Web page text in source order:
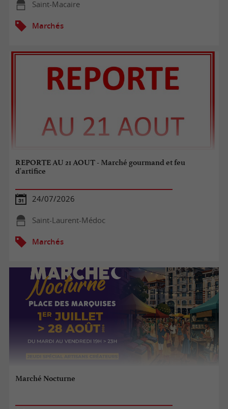
Saint-Macaire
Marchés
REPORTE AU 21 AOUT - Marché gourmand et feu
d'artifice
24/07/2026
Saint-Laurent-Médoc
Marchés
Marché Nocturne